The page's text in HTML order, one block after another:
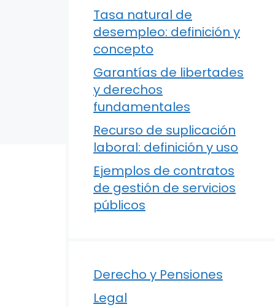
Tasa natural de
desempleo: definición y
concepto
Garantías de libertades
y derechos
fundamentales
Recurso de suplicación
laboral: definición y uso
Ejemplos de contratos
de gestión de servicios
públicos
Derecho y Pensiones
Legal